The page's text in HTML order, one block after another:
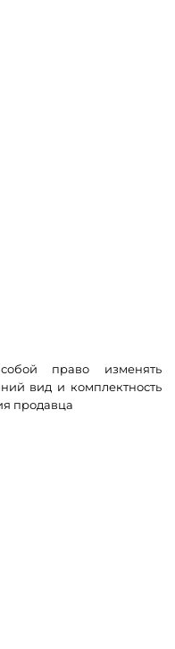
право изменять
вид и комплектность
продавца